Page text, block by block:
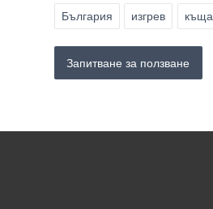
България изгрев къща
Запитване за ползване